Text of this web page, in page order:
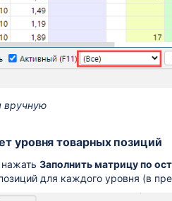
вручную
уровня товарных позиций
нажать Заполнить матрицу по
для каждого уровня (в